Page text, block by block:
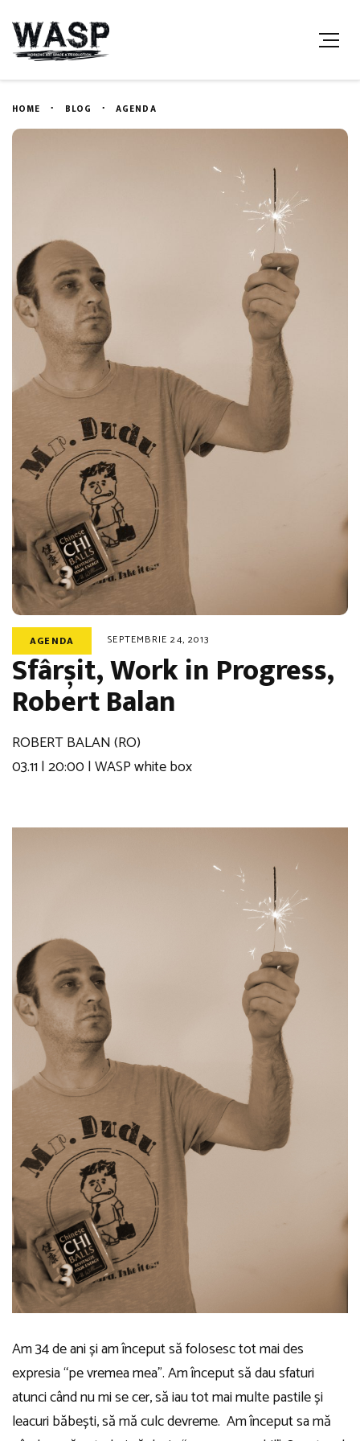
HOME BLOG AGENDA
AGENDA SEPTEMBRIE 24, 2013
Sfârșit, Work in Progress,
Robert Balan
ROBERT BALAN (RO)
03.11 | 20:00 | WASP white box
Am 34 de ani și am început să folosesc tot mai des
expresia “pe vremea mea”. Am început să dau sfaturi
atunci când nu mi se cer, să iau tot mai multe pastile și
leacuri băbești, să mă culc devreme. Am început sa mă